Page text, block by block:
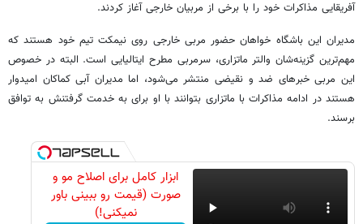
آفریقایی مذاکرات خود را با برخی از مربیان خارجی آغاز کردند.
مدیران این باشگاه خواهان حضور مربی خارجی روی نیمکت تیم خود هستند که
مهم‌ترین گزینه‌شان والتر ماتزاری، سرمربی مطرح ایتالیایی است. البته در خصوص
این مربی خبرهای ضد و نقیضی منتشر می‌شود، اما مدیران آبی کماکان امیدوار
هستند در ادامه مذاکرات با ماتزاری بتوانند با او برای به خدمت گرفتنش به توافق
برسند.
ابزار کامل برای اصلاح مو و
صورت (قیمت رو ببینی باور
نمیکنی!)